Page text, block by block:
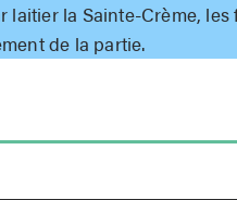
laitier la Sainte-Crème,
de la partie.